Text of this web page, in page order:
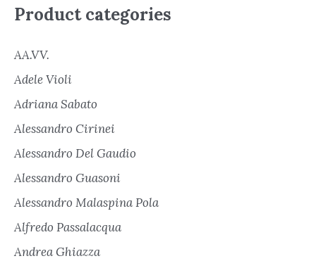
Product categories
AA.VV.
Adele Violi
Adriana Sabato
Alessandro Cirinei
Alessandro Del Gaudio
Alessandro Guasoni
Alessandro Malaspina Pola
Alfredo Passalacqua
Andrea Ghiazza